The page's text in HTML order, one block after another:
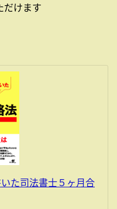
だけます
た司法書士５ヶ月合